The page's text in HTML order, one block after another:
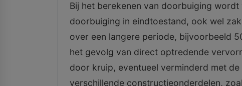
Bij het berekenen van doorbuiging
doorbuiging in eindtoestand, ook wel
over een langere periode, bijvoorbeeld
het gevolg van direct optredende
door kruip, eventueel verminderd met
verschillende constructieonderdelen,